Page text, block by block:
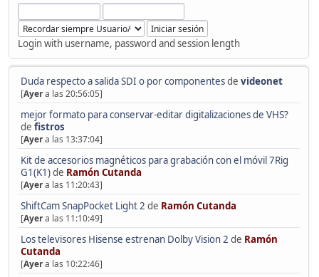
Login with username, password and session length
Duda respecto a salida SDI o por componentesde videonet
[Ayera las 20:56:05]
mejor formato para conservar-editar digitalizaciones de VHS?
de fistros
[Ayera las 13:37:04]
Kit de accesorios magnéticos para grabación con el móvil 7Rig
G1(K1)de Ramón Cutanda
[Ayera las 11:20:43]
ShiftCam SnapPocket Light 2 de Ramón Cutanda
[Ayera las 11:10:49]
Los televisores Hisense estrenan Dolby Vision 2 de Ramón
Cutanda
[Ayera las 10:22:46]